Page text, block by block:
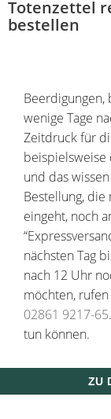
Totenzettel
bestellen
Beerdigungen,
wenige Tage
Zeitdruck für
und das
Bestellung, die
eingeht, noch
nächsten Tag
nach 12 Uhr
möchten,
02861 9217-65
tun können.
ZU